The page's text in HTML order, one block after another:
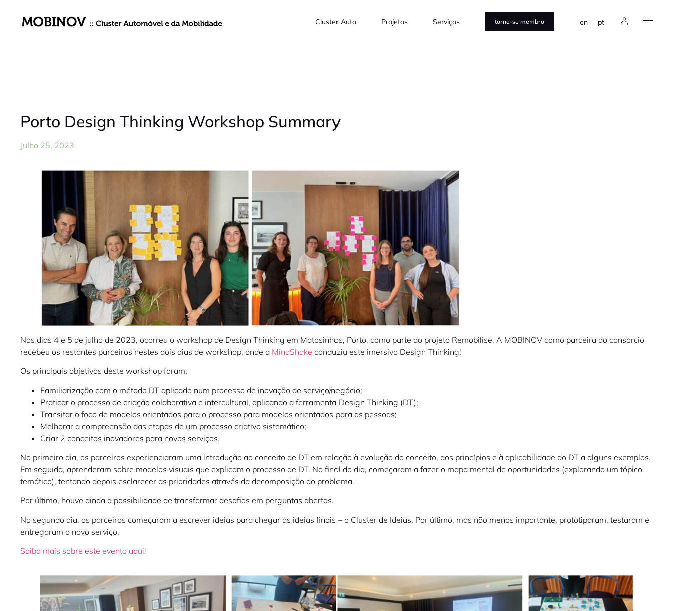
Cluster Auto Projetos Serviços torne-se membro en pt
Porto Design Thinking Workshop Summary
Julho 25, 2023
Nos dias 4 e 5 de julho de 2023, ocorreu o workshop de Design Thinking em Matosinhos, Porto, como parte do projeto Remobilise. A MOBINOV como parceira do consórcio
recebeu os restantes parceiros nestes dois dias de workshop, onde a MindShake conduziu este imersivo Design Thinking!
Os principais objetivos deste workshop foram:
Familiarização com o método DT aplicado num processo de inovação de serviço/negócio;
Praticar o processo de criação colaborativa e intercultural, aplicando a ferramenta Design Thinking (DT);
Transitar o foco de modelos orientados para o processo para modelos orientados para as pessoas;
Melhorar a compreensão das etapas de um processo criativo sistemático;
Criar 2 conceitos inovadores para novos serviços.
No primeiro dia, os parceiros experienciaram uma introdução ao conceito de DT em relação à evolução do conceito, aos princípios e à aplicabilidade do DT a alguns exemplos.
Em seguida, aprenderam sobre modelos visuais que explicam o processo de DT. No final do dia, começaram a fazer o mapa mental de oportunidades (explorando um tópico
temático), tentando depois esclarecer as prioridades através da decomposição do problema.
Por último, houve ainda a possibilidade de transformar desafios em perguntas abertas.
No segundo dia, os parceiros começaram a escrever ideias para chegar às ideias finais – o Cluster de Ideias. Por último, mas não menos importante, prototiparam, testaram e
entregaram o novo serviço.
Saiba mais sobre este evento aqui!